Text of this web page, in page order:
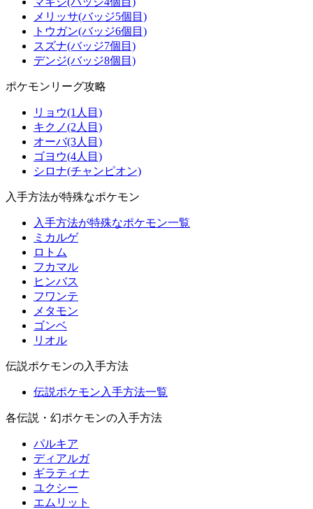
メリッサ(バッジ5個目)
トウガン(バッジ6個目)
スズナ(バッジ7個目)
デンジ(バッジ8個目)
ポケモンリーグ攻略
リョウ(1人目)
キクノ(2人目)
オーバ(3人目)
ゴヨウ(4人目)
シロナ(チャンピオン)
入手方法が特殊なポケモン
入手方法が特殊なポケモン一覧
ミカルゲ
ロトム
フカマル
ヒンバス
フワンテ
メタモン
ゴンベ
リオル
伝説ポケモンの入手方法
伝説ポケモン入手方法一覧
各伝説・幻ポケモンの入手方法
パルキア
ディアルガ
ギラティナ
ユクシー
エムリット